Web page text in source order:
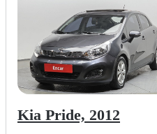
Kia Pride, 2012